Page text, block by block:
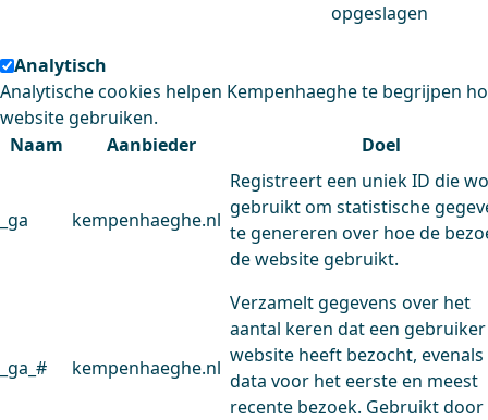
opgeslagen
Analytisch
Analytische cookies helpen Kempenhaeghe te begrijpen
website gebruiken.
Naam
Aanbieder Doel
_ga kempenhaeghe.nl
Registreert een uniek ID die
gebruikt om statistische
te genereren over hoe de
de website gebruikt.
_ga_# kempenhaeghe.nl
Verzamelt gegevens over het
aantal keren dat een
website heeft bezocht, evenals
data voor het eerste en meest
recente bezoek. Gebruikt door